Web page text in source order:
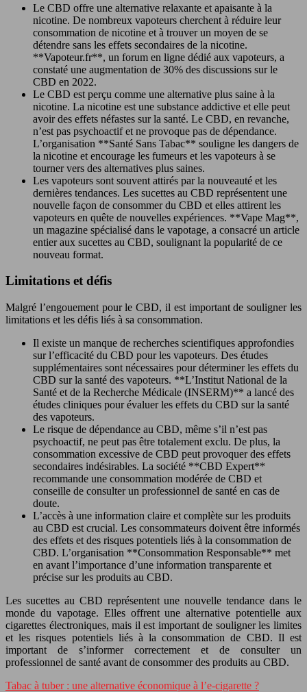
Le CBD offre une alternative relaxante et apaisante à la
nicotine. De nombreux vapoteurs cherchent à réduire leur
consommation de nicotine et à trouver un moyen de se
détendre sans les effets secondaires de la nicotine.
**Vapoteur.fr**, un forum en ligne dédié aux vapoteurs, a
constaté une augmentation de 30% des discussions sur le
CBD en 2022.
Le CBD est perçu comme une alternative plus saine à la
nicotine. La nicotine est une substance addictive et elle peut
avoir des effets néfastes sur la santé. Le CBD, en revanche,
n’est pas psychoactif et ne provoque pas de dépendance.
L’organisation **Santé Sans Tabac** souligne les dangers de
la nicotine et encourage les fumeurs et les vapoteurs à se
tourner vers des alternatives plus saines.
Les vapoteurs sont souvent attirés par la nouveauté et les
dernières tendances. Les sucettes au CBD représentent une
nouvelle façon de consommer du CBD et elles attirent les
vapoteurs en quête de nouvelles expériences. **Vape Mag**,
un magazine spécialisé dans le vapotage, a consacré un article
entier aux sucettes au CBD, soulignant la popularité de ce
nouveau format.
Limitations et défis
Malgré l’engouement pour le CBD, il est important de souligner les
limitations et les défis liés à sa consommation.
Il existe un manque de recherches scientifiques approfondies
sur l’efficacité du CBD pour les vapoteurs. Des études
supplémentaires sont nécessaires pour déterminer les effets du
CBD sur la santé des vapoteurs. **L’Institut National de la
Santé et de la Recherche Médicale (INSERM)** a lancé des
études cliniques pour évaluer les effets du CBD sur la santé
des vapoteurs.
Le risque de dépendance au CBD, même s’il n’est pas
psychoactif, ne peut pas être totalement exclu. De plus, la
consommation excessive de CBD peut provoquer des effets
secondaires indésirables. La société **CBD Expert**
recommande une consommation modérée de CBD et
conseille de consulter un professionnel de santé en cas de
doute.
L’accès à une information claire et complète sur les produits
au CBD est crucial. Les consommateurs doivent être informés
des effets et des risques potentiels liés à la consommation de
CBD. L’organisation **Consommation Responsable** met
en avant l’importance d’une information transparente et
précise sur les produits au CBD.
Les sucettes au CBD représentent une nouvelle tendance dans le
monde du vapotage. Elles offrent une alternative potentielle aux
cigarettes électroniques, mais il est important de souligner les limites
et les risques potentiels liés à la consommation de CBD. Il est
important de s’informer correctement et de consulter un
professionnel de santé avant de consommer des produits au CBD.
Tabac à tuber : une alternative économique à l’e-cigarette ?